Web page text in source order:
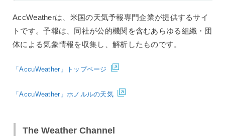
AccWeatherは、米国の天気予報専門企業が提供するサイ
トです。予報は、同社が公的機関を含むあらゆる組織・団
体による気象情報を収集し、解析したものです。
「AccuWeather」トップページ
「AccuWeather」ホノルルの天気
The Weather Channel